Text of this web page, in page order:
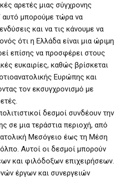
αρετές μιας σύγχρονης
αυτό μπορούμε τώρα να
και να τις κάνουμε να
ότι η Ελλάδα είναι μια ώριμη
επίσης να προσφέρει στους
ευκαιρίες, καθώς βρίσκεται
Ευρώπης και
τον εκσυγχρονισμό με
δεσμοί συνδέουν την
σε μια τεράστια περιοχή, από
Μεσόγειο έως τη Μέση
Αυτοί οι δεσμοί μπορούν
και φιλόδοξων επιχειρήσεων.
έργων και συνεργειών